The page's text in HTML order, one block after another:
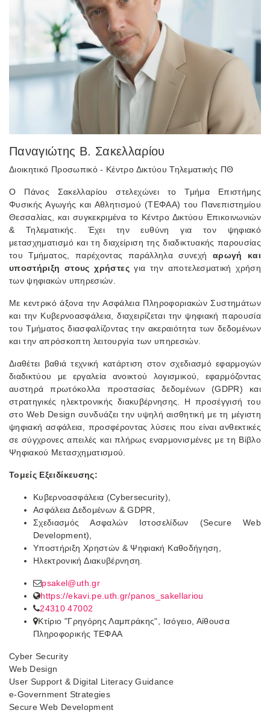
Παναγιώτης Β. Σακελλαρίου
Διοικητικό Προσωπικό - Κέντρο Δικτύου Τηλεματικής ΠΘ
Ο Πάνος Σακελλαρίου στελεχώνει το Τμήμα Επιστήμης
Φυσικής Αγωγής και Αθλητισμού (ΤΕΦΑΑ) του Πανεπιστημίου
Θεσσαλίας, και συγκεκριμένα το Κέντρο Δικτύου Επικοινωνιών
& Τηλεματικής. Έχει την ευθύνη για τον ψηφιακό
μετασχηματισμό και τη διαχείριση της διαδικτυακής παρουσίας
του Τμήματος, παρέχοντας παράλληλα συνεχή αρωγή και
υποστήριξη στους χρήστεςγια την αποτελεσματική χρήση
των ψηφιακών υπηρεσιών.
Με κεντρικό άξονα την Ασφάλεια Πληροφοριακών Συστημάτων
και την Κυβερνοασφάλεια, διαχειρίζεται την ψηφιακή παρουσία
του Τμήματος διασφαλίζοντας την ακεραιότητα των δεδομένων
και την απρόσκοπτη λειτουργία των υπηρεσιών.
Διαθέτει βαθιά τεχνική κατάρτιση στον σχεδιασμό εφαρμογών
διαδικτύου με εργαλεία ανοικτού λογισμικού, εφαρμόζοντας
αυστηρά πρωτόκολλα προστασίας δεδομένων (GDPR) και
στρατηγικές ηλεκτρονικής διακυβέρνησης. Η προσέγγισή του
στο Web Design συνδυάζει την υψηλή αισθητική με τη μέγιστη
ψηφιακή ασφάλεια, προσφέροντας λύσεις που είναι ανθεκτικές
σε σύγχρονες απειλές και πλήρως εναρμονισμένες με τη Βίβλο
Ψηφιακού Μετασχηματισμού.
Τομείς Εξειδίκευσης:
Κυβερνοασφάλεια (Cybersecurity),
Ασφάλεια Δεδομένων & GDPR,
Σχεδιασμός Ασφαλών Ιστοσελίδων (Secure Web
Development),
Υποστήριξη Χρηστών & Ψηφιακή Καθοδήγηση,
Ηλεκτρονική Διακυβέρνηση.
psakel@uth.gr
https://ekavi.pe.uth.gr/panos_sakellariou
24310 47002
Κτίριο "Γρηγόρης Λαμπράκης", Ισόγειο, Αίθουσα
Πληροφορικής ΤΕΦΑΑ
Cyber Security
Web Design
User Support & Digital Literacy Guidance
e-Government Strategies
Secure Web Development